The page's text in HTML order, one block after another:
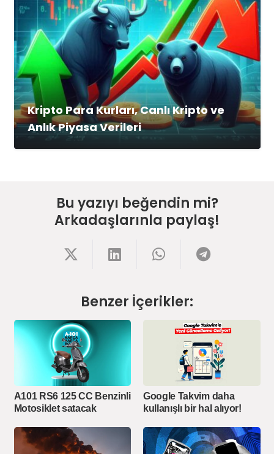
Kripto Para Kurları, Canlı Kripto ve
Anlık Piyasa Verileri
Bu yazıyı beğendin mi?
Arkadaşlarınla paylaş!
Benzer İçerikler:
A101 RS6 125 CC Benzinli
Motosiklet satacak
Google Takvim daha
kullanışlı bir hal alıyor!